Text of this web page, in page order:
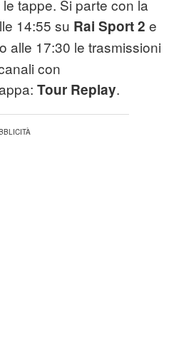
tappe. Si parte con la
14:55 su Rai Sport 2 e
alle 17:30 le trasmissioni
con
Tour Replay.